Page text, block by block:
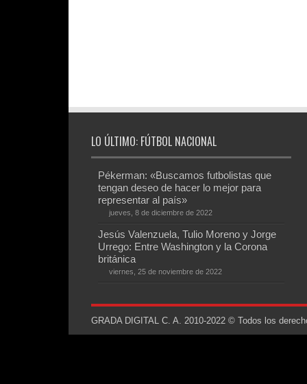
LO ÚLTIMO: FÚTBOL NACIONAL
Pékerman: «Buscamos futbolistas que
tengan deseo de hacer lo mejor para
representar al país»
jueves, 8 de diciembre de 2022
Jesús Valenzuela, Tulio Moreno y Jorge
Urrego: Entre Washington y la Corona
británica
viernes, 25 de noviembre de 2022
GRADA DIGITAL C. A. 2010-2022 © Todos los